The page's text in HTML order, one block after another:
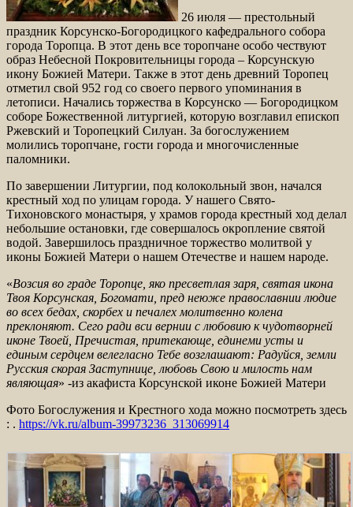
26 июля — престольный
праздник Корсунско-Богородицкого кафедрального собора
города Торопца. В этот день все торопчане особо чествуют
образ Небесной Покровительницы города – Корсунскую
икону Божией Матери. Также в этот день древний Торопец
отметил свой 952 год со своего первого упоминания в
летописи. Начались торжества в Корсунско — Богородицком
соборе Божественной литургией, которую возглавил епископ
Ржевский и Торопецкий Силуан. За богослужением
молились торопчане, гости города и многочисленные
паломники.
По завершении Литургии, под колокольный звон, начался
крестный ход по улицам города. У нашего Свято-
Тихоновского монастыря, у храмов города крестный ход делал
небольшие остановки, где совершалось окропление святой
водой. Завершилось праздничное торжество молитвой у
иконы Божией Матери о нашем Отечестве и нашем народе.
«Возсия во граде Торопце, яко пресветлая заря, святая икона
Твоя Корсунская, Богомати , пред неюже православнии людие
во всех бедах, скорбех и печалех молитвенно колена
преклоняют. Сего ради вси вернии с любовию кчудотворней
иконе Твоей, Пречистая, притекающе единеми усты и
единым сердцем велегласно Тебе возглашают: Радуйся, земли
Русския скорая Заступнице, любовь Свою и милость нам
являющая» -из акафиста Корсунской иконе Божией Матери
Фото Богослужения и Крестного хода можно посмотреть здесь
: . https://vk.ru/album-39973236_313069914